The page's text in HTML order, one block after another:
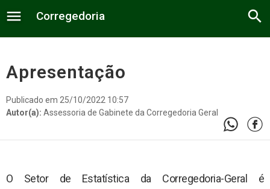
menu Corregedoria search
Estatística
Normas
A Corregedoria
Apresentação
Publicado em 25/10/2022 10:57
Autor(a): Assessoria de Gabinete da Corregedoria Geral
O Setor de Estatística da Corregedoria-Geral é